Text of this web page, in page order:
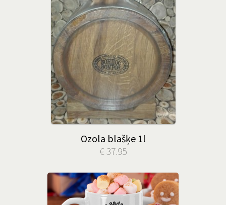
Ozola blašķe 1l
€ 37.95